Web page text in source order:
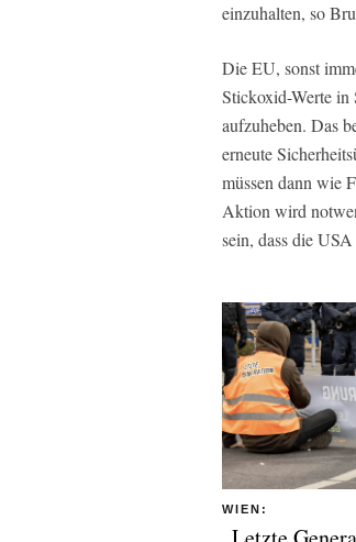
einzuhalten, so
Die EU, sonst
Stickoxid-Werte in
aufzuheben. Das
erneute
müssen dann wie
Aktion wird
sein, dass die
WIEN: